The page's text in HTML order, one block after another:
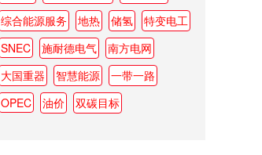
综合能源服务
地热 储氢
特变电工
SNEC
施耐德电气
南方电网
大国重器
智慧能源
一带一路
OPEC
油价 双碳目标